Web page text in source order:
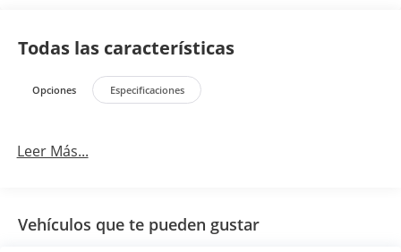
Todas las características
Opciones Especificaciones
Leer Más...
Vehículos que te pueden gustar